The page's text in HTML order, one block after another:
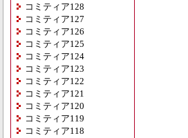
コミティア128
コミティア127
コミティア126
コミティア125
コミティア124
コミティア123
コミティア122
コミティア121
コミティア120
コミティア119
コミティア118